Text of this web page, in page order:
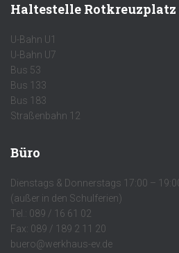
Haltestelle Rotkreuzplatz
U-Bahn U1
U-Bahn U7
Bus 53
Bus 133
Bus 183
Straßenbahn 12
Büro
Dienstags & Donnerstags 17:00 –
(außer in den Schulferien)
Tel.: 089 / 16 61 02
Fax: 089 / 189 2 11 20
buero@werkhaus-ev.de